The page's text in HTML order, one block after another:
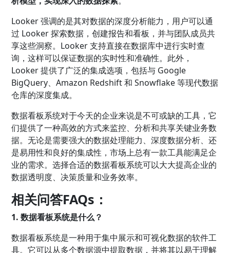
Looker 强调的是其对数据的深度分析能力，用户可以通
过 Looker 探索数据，创建报告和看板，并与团队成员共
享这些洞察。Looker 支持直接在数据库中进行实时查
询，这样可以保证数据的实时性和准确性。此外，
Looker 提供了广泛的集成选项，包括与 Google
BigQuery、Amazon Redshift 和 Snowflake 等现代数据
仓库的深度集成。
数据看板系统对于今天的企业来说是不可或缺的工具，它
们提供了一种高效的方式来监控、分析和共享关键业务数
据。无论是需要强大的数据处理能力、深度数据分析、还
是易用性和良好的集成性，市场上总有一款工具能满足企
业的需求。选择合适的数据看板系统可以大大提高企业的
数据透明度、决策质量和业务效率。
相关问答FAQs：
1. 数据看板系统是什么？
数据看板系统是一种用于集中展示和可视化数据的软件工
具。它可以从多个数据源中提取数据，并将其以易于理解